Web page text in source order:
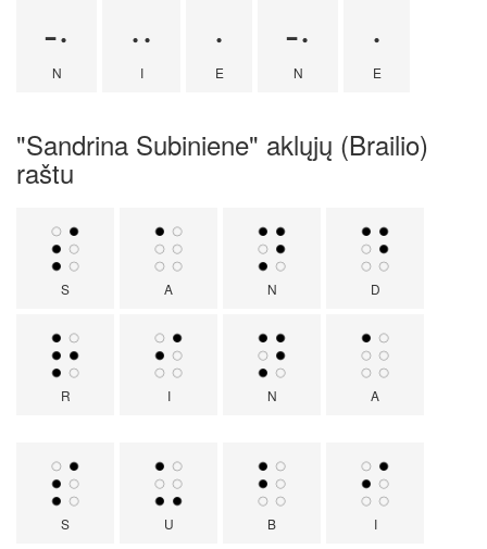
-·
N
··
I
·
E
-·
N
·
E
"Sandrina Subiniene" aklųjų (Brailio)
raštu
S A N D
R I N A
S U B I